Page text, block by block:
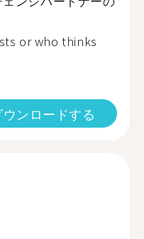
or who thinks
ンロードする